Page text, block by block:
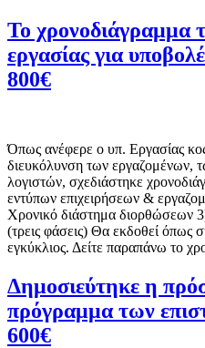
Το χρονοδιάγραμμα
εργασίας για
800€
Όπως ανέφερε ο υπ. Εργασίας
διευκόλυνση των εργαζομένων,
λογιστών, σχεδιάστηκε
εντύπων επιχειρήσεων &
Χρονικό διάστημα διορθώσεων
(τρεις φάσεις) Θα εκδοθεί όπως
εγκύκλιος. Δείτε παραπάνω το
Δημοσιεύτηκε η
πρόγραμμα των
600€